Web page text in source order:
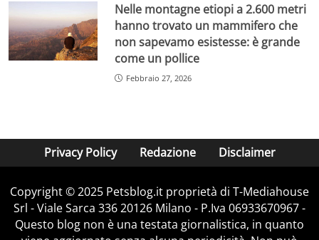
Nelle montagne etiopi a 2.600 metri
hanno trovato un mammifero che
non sapevamo esistesse: è grande
come un pollice
Febbraio 27, 2026
Privacy Policy Redazione Disclaimer
Copyright © 2025 Petsblog.it proprietà di T-Mediahouse
Srl - Viale Sarca 336 20126 Milano - P.Iva 06933670967 -
Questo blog non è una testata giornalistica, in quanto